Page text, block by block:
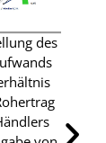
des